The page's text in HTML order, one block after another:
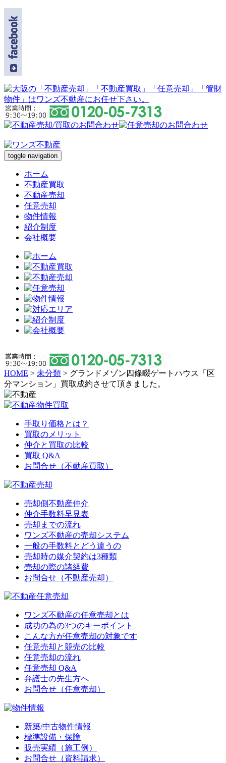
toggle navigation
ホーム
不動産買取
不動産売却
任意売却
物件情報
紹介制度
会社概要
HOME > 未分類 > グランドメゾン四條畷ゲートハウス「区
分マンション」買取成約させて頂きました。
手取り価格とは？
買取のメリット
仲介と買取の比較
買取 Q&A
お問合せ（不動産買取）
売却側不動産仲介
仲介手数料早見表
売却までの流れ
ワンズ不動産の売却システム
一般の手数料とどう違うの
売却時の媒介契約は3種類
売却の際の諸経費
お問合せ（不動産売却）
ワンズ不動産の任意売却とは
成功の為の3つのキーポイント
こんな方が任意売却の対象です
任意売却と競売の比較
任意売却の流れ
任意売却 Q&A
弁護士の先生方へ
お問合せ（任意売却）
新築/中古物件情報
標準設備・保障
販売実績（施工例）
お問合せ（資料請求）